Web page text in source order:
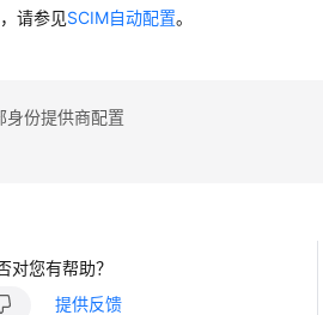
请参见SCIM自动配置。
身份提供商配置
对您有帮助？
提供反馈